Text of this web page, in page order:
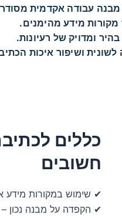
מבנה עבודה אקדמית
מקורות מידע מהימנים.
בהיר ומדויק של רעיונות.
לשונית ושיפור איכות
כללים
חשובים
✔ שימוש במקורות מידע
✔ הקפדה על מבנה נכון –